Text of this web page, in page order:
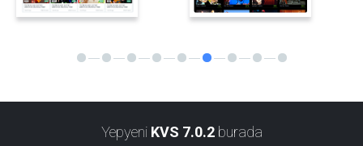
Yepyeni KVS 7.0.2burada